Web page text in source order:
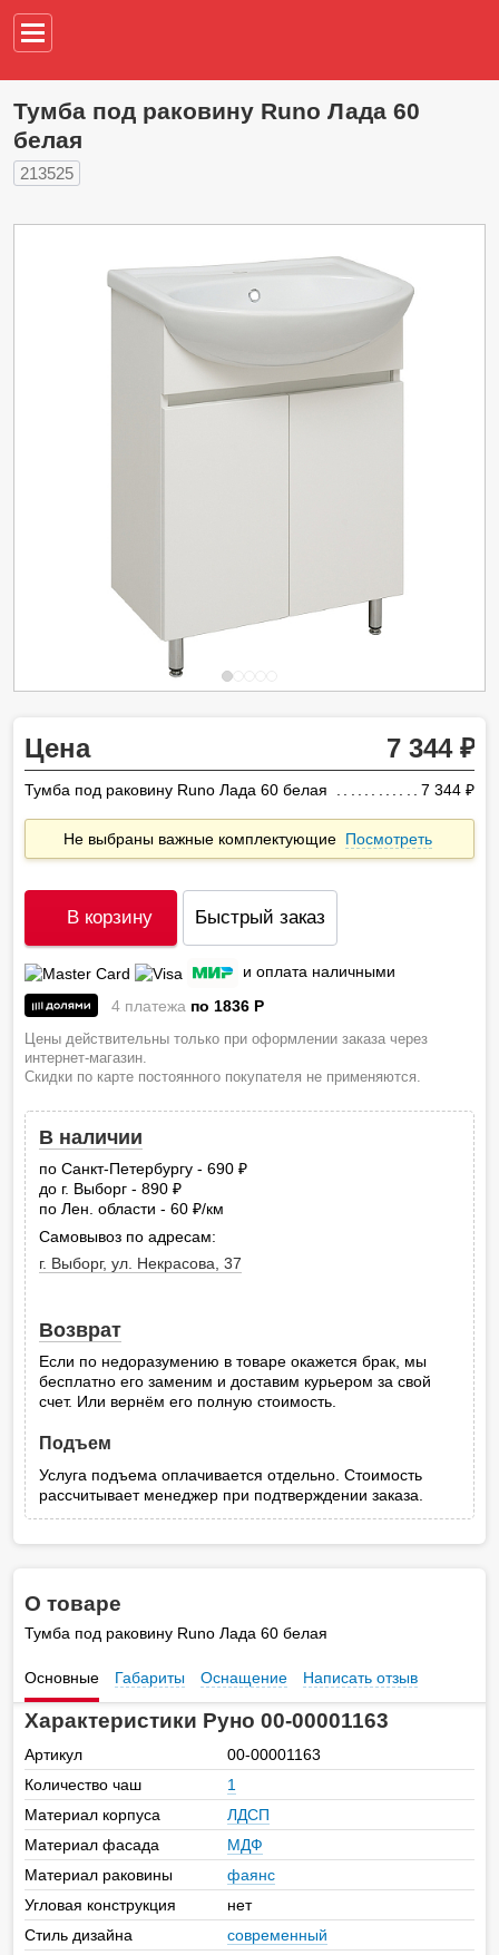
Тумба под раковину Runo Лада 60
белая
213525
Цена 7 344
Тумба под раковину Runo Лада 60 белая 7 344
Не выбраны важные комплектующие Посмотреть
В корзину Быстрый заказ
и оплата наличными
4 платежа по 1836 P
Цены действительны только при оформлении заказа через
интернет-магазин.
Скидки по карте постоянного покупателя не применяются.
В наличии
по Санкт-Петербургу - 690
до г. Выборг - 890
по Лен. области - 60
руб.
/км
Самовывоз по адресам:
г. Выборг, ул. Некрасова, 37
Возврат
Если по недоразумению в товаре окажется брак, мы
бесплатно его заменим и доставим курьером за свой
счет. Или вернём его полную стоимость.
Подъем
Услуга подъема оплачивается отдельно. Стоимость
рассчитывает менеджер при подтверждении заказа.
О товаре
Тумба под раковину Runo Лада 60 белая
Основные Габариты Оснащение Написать отзыв
Характеристики Руно 00-00001163
Артикул
00-00001163
Количество чаш
1
Материал корпуса
ЛДСП
Материал фасада
МДФ
Материал раковины
фаянс
Угловая конструкция
нет
Стиль дизайна
современный